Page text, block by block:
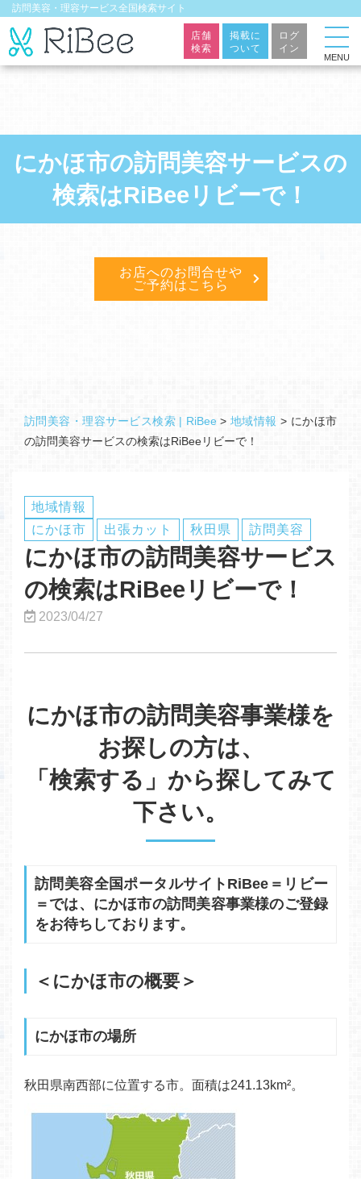
訪問美容・理容サービス全国検索サイト
店舗
検索
掲載に
ついて
ログ
イン
MENU
にかほ市の訪問美容サービスの
検索はRiBeeリビーで！
お店へのお問合せや
ご予約はこちら
訪問美容・理容サービス検索 | RiBee > 地域情報 > にかほ市
の訪問美容サービスの検索はRiBeeリビーで！
地域情報
にかほ市
出張カット 秋田県 訪問美容
にかほ市の訪問美容サービス
の検索はRiBeeリビーで！
2023/04/27
にかほ市の訪問美容事業様を
お探しの方は、
「検索する」から探してみて
下さい。
訪問美容全国ポータルサイトRiBee＝リビー
＝では、にかほ市の訪問美容事業様のご登録
をお待ちしております。
＜にかほ市の概要＞
にかほ市の場所
秋田県南西部に位置する市。面積は241.13km²。